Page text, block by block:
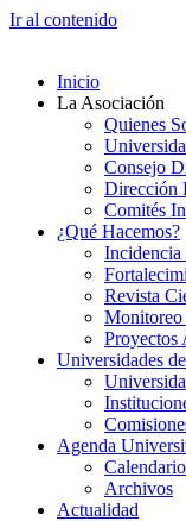
Ir al contenido
Inicio
La Asociación
Quienes
Consejo
Dirección
Comités
¿Qué Hacemos?
Incidencia
Revista
Monitoreo
Proyectos
Universidades
Agenda
Archivos
Actualidad